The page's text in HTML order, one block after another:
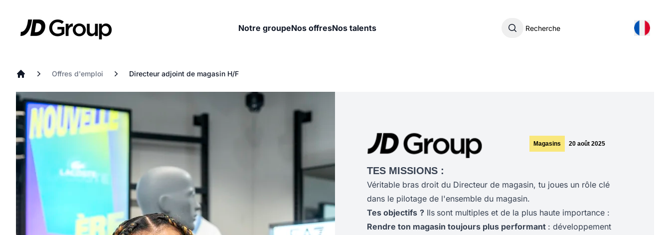
JD
Notre groupeNos offresNos talents Recherche
Offres d'emploi Directeur adjoint de magasin H/F
Magasins 20 août 2025
TES MISSIONS :
Véritable bras droit du Directeur de magasin, tu joues un rôle clé
dans le pilotage de l'ensemble du magasin.
Tes objectifs ? Ils sont multiples et de la plus haute importance :
Rendre ton magasin toujours plus performant : développement